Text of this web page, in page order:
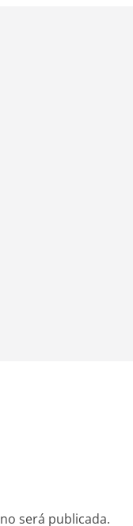
será publicada.